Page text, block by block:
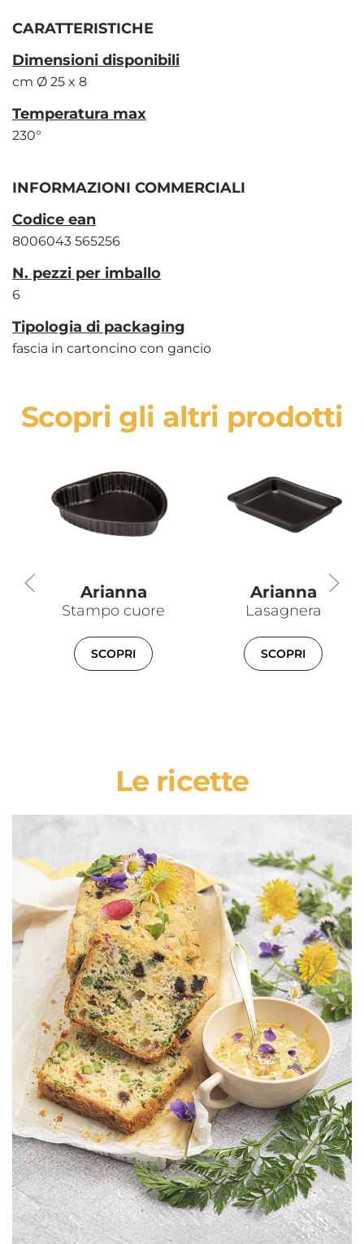
CARATTERISTICHE
Dimensioni disponibili
cm Ø 25 x 8
Temperatura max
230°
INFORMAZIONI COMMERCIALI
Codice ean
8006043 565256
N. pezzi per imballo
6
Tipologia di packaging
fascia in cartoncino con gancio
Scopri gli altri prodotti
Arianna
Stampo cuore
SCOPRI
Arianna
Lasagnera
SCOPRI
Le ricette